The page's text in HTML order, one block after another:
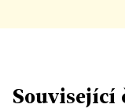
Související